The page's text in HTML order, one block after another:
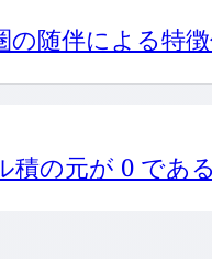
の随伴による特
積の元が 0 であ